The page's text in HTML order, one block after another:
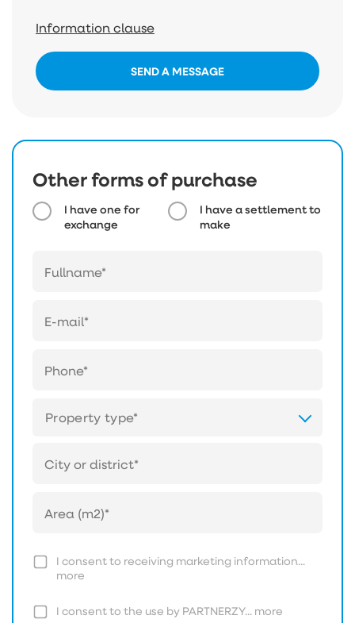
Information clause
SEND A MESSAGE
Other forms of purchase
I have one for
exchange
I have a settlement to
make
Property type*
I consent to receiving marketing information...
more
I consent to the use by PARTNERZY... more